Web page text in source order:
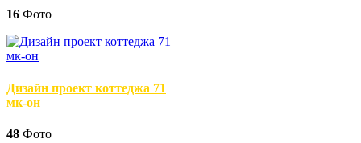
16 Фото
Дизайн проект коттеджа 71
мк-он
48 Фото